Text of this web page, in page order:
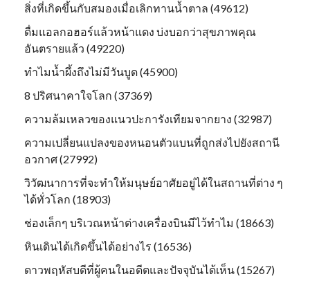
สิ่งที่เกิดขึ้นกับสมองเมื่อเลิกทานน้ำตาล (49612)
ดื่มแอลกอฮอร์แล้วหน้าแดง บ่งบอกว่าสุขภาพคุณ
อันตรายแล้ว (49220)
ทำไมน้ำผึ้งถึงไม่มีวันบูด (45900)
8 ปริศนาคาใจโลก (37369)
ความล้มเหลวของแนวปะการังเทียมจากยาง (32987)
ความเปลี่ยนแปลงของหนอนตัวแบนที่ถูกส่งไปยังสถานี
อวกาศ (27992)
วิวัฒนาการที่จะทำให้มนุษย์อาศัยอยู่ได้ในสถานที่ต่าง ๆ
ได้ทั่วโลก (18903)
ช่องเล็กๆ บริเวณหน้าต่างเครื่องบินมีไว้ทำไม (18663)
หินเดินได้เกิดขึ้นได้อย่างไร (16536)
ดาวพฤหัสบดีที่ผู้คนในอดีตและปัจจุบันได้เห็น (15267)